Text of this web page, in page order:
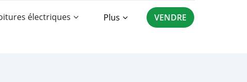
électriques Plus VENDRE